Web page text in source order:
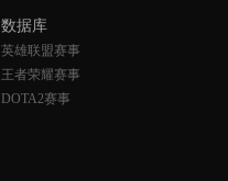
数据库
英雄联盟赛事
王者荣耀赛事
DOTA2赛事